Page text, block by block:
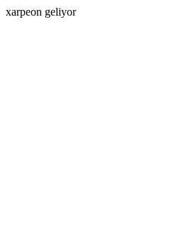
xarpeon geliyor